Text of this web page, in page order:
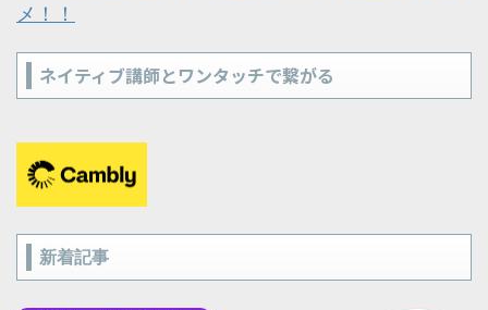
メ！！
ネイティブ講師とワンタッチで繋がる
新着記事